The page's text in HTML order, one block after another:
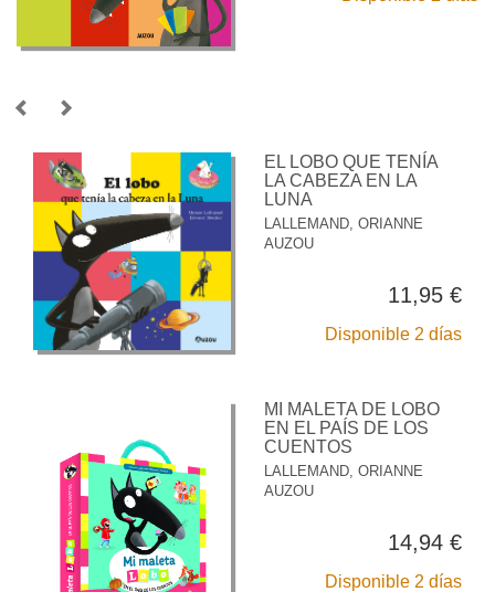
EL LOBO QUE TENÍA
LA CABEZA EN LA
LUNA
LALLEMAND, ORIANNE
AUZOU
11,95 €
Disponible 2 días
MI MALETA DE LOBO
EN EL PAÍS DE LOS
CUENTOS
LALLEMAND, ORIANNE
AUZOU
14,94 €
Disponible 2 días